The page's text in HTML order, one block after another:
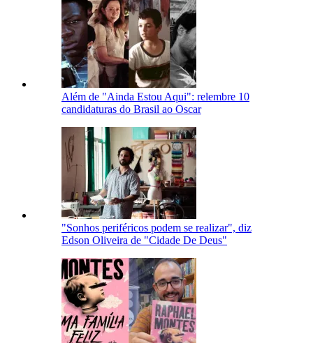
Além de "Ainda Estou Aqui": relembre 10
candidaturas do Brasil ao Oscar
"Sonhos periféricos podem se realizar", diz
Edson Oliveira de "Cidade De Deus"